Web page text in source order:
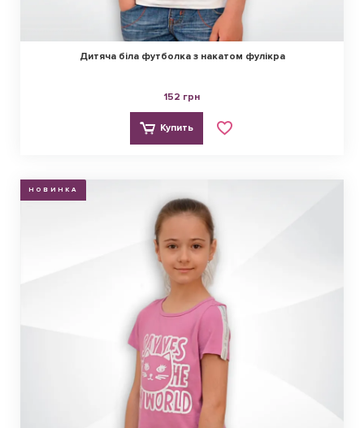
Дитяча біла футболка з накатом фулікра
152 грн
Купить
НОВИНКА